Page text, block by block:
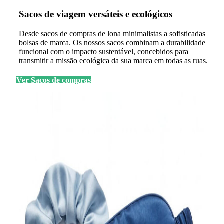
Sacos de viagem versáteis e ecológicos
Desde sacos de compras de lona minimalistas a sofisticadas
bolsas de marca. Os nossos sacos combinam a durabilidade
funcional com o impacto sustentável, concebidos para
transmitir a missão ecológica da sua marca em todas as ruas.
Ver Sacos de compras